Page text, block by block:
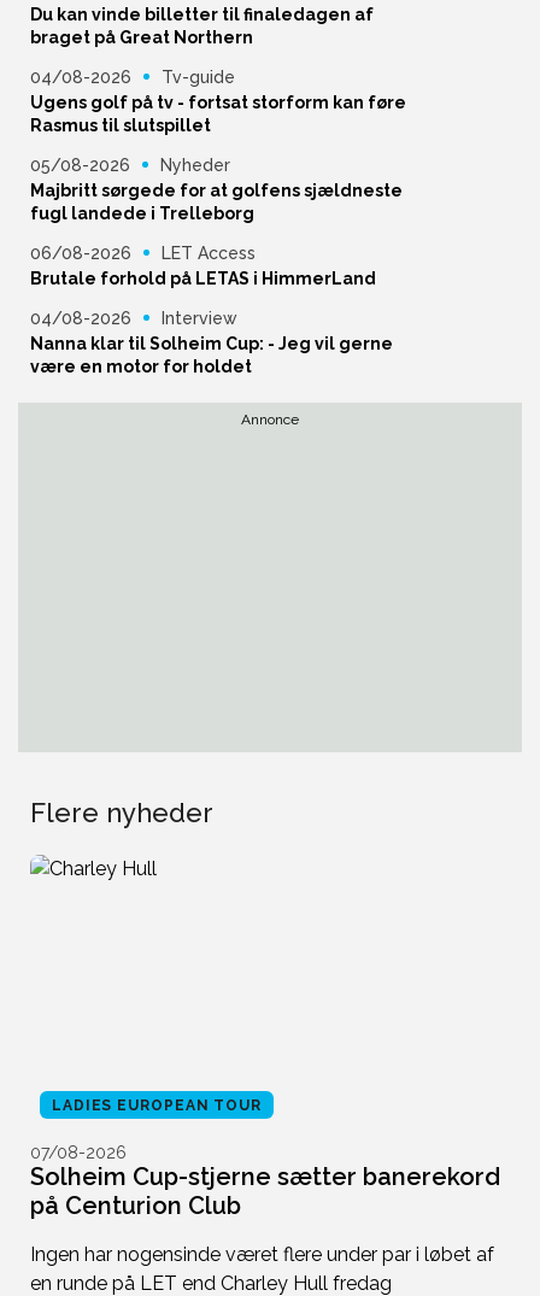
Du kan vinde billetter til finaledagen af
braget på Great Northern
04/08-2026
Tv-guide
Ugens golf på tv - fortsat storform kan føre
Rasmus til slutspillet
05/08-2026
Nyheder
Majbritt sørgede for at golfens sjældneste
fugl landede i Trelleborg
06/08-2026
LET Access
Brutale forhold på LETAS i HimmerLand
04/08-2026
Interview
Nanna klar til Solheim Cup: - Jeg vil gerne
være en motor for holdet
Annonce
Flere nyheder
LADIES EUROPEAN TOUR
07/08-2026
Solheim Cup-stjerne sætter banerekord
på Centurion Club
Ingen har nogensinde været flere under par i løbet af
en runde på LET end Charley Hull fredag